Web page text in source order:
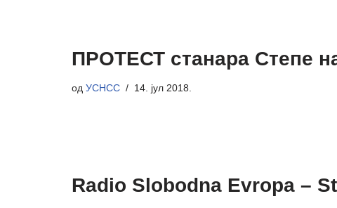
ПРОТЕСТ станара Степе
од УСНСС 14. јул 2018.
Radio Slobodna Evropa –